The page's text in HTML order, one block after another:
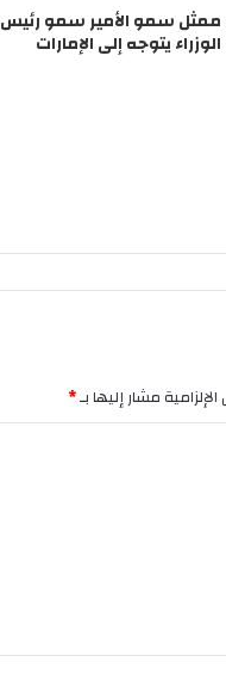
ممثل سمو الأمير سمو رئيس
الوزراء يتوجه إلى الإمارات
مشار إليها بـ*